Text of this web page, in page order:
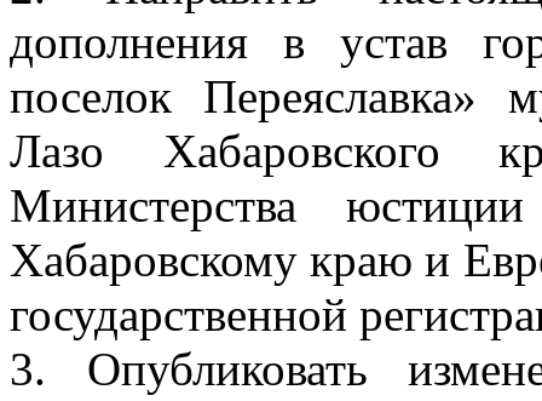
дополнения в устав
поселок Переяславка»
Лазо Хабаровского
Министерства
Хабаровскому краю и
государственной
3. Опубликовать